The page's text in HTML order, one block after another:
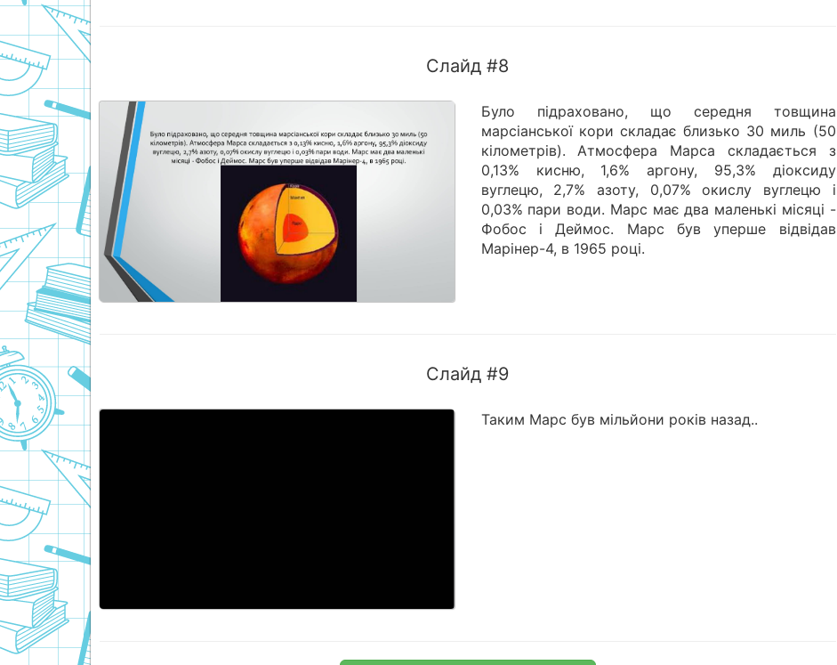
Слайд #8
Було підраховано, що середня товщина
марсіанської кори складає близько 30 миль (50
кілометрів). Атмосфера Марса складається з
0,13% кисню, 1,6% аргону, 95,3% діоксиду
вуглецю, 2,7% азоту, 0,07% окислу вуглецю і
0,03% пари води. Марс має два маленькі місяці -
Фобос і Деймос. Марс був уперше відвідав
Марінер-4, в 1965 році.
Слайд #9
Таким Марс був мільйони років назад..